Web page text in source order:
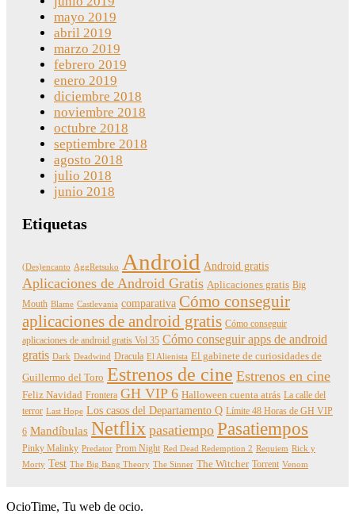
mayo 2019
abril 2019
marzo 2019
febrero 2019
enero 2019
diciembre 2018
noviembre 2018
octubre 2018
septiembre 2018
agosto 2018
julio 2018
junio 2018
Etiquetas
(Des)encanto AggRetsuko Android Android gratis
Aplicaciones de Android Gratis Aplicaciones gratis Big
Mouth Blame Castlevania comparativa Cómo conseguir
aplicaciones de android gratis Cómo conseguir
aplicaciones de android gratis Vol 35 Cómo conseguir apps de android
gratis Dark Deadwind Dracula El Alienista El gabinete de curiosidades de
Guillermo del Toro Estrenos de cine Estrenos en cine
Feliz Navidad Frontera GH VIP 6 Halloween cuenta atrás La calle del
terror Last Hope Los casos del Departamento Q Límite 48 Horas de GH VIP
6 Mandíbulas Netflix pasatiempo Pasatiempos
Pinky Malinky Predator Prom Night Red Dead Redemption 2 Requiem Rick y
Morty Test The Big Bang Theory The Sinner The Witcher Torrent Venom
OcioTime, Tu web de ocio.